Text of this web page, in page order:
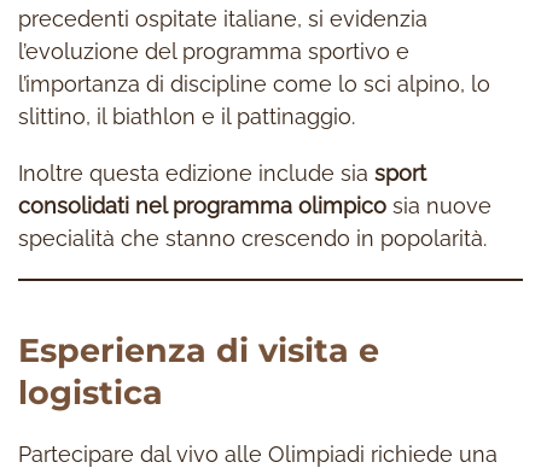
precedenti ospitate italiane, si evidenzia
l’evoluzione del programma sportivo e
l’importanza di discipline come lo sci alpino, lo
slittino, il biathlon e il pattinaggio.
Inoltre questa edizione include sia sport
consolidati nel programma olimpico sia nuove
specialità che stanno crescendo in popolarità.
Esperienza di visita e
logistica
Partecipare dal vivo alle Olimpiadi richiede una